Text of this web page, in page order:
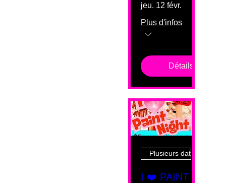
jeu. 12 févr.
Plus d'infos
Détails
Plusieurs dates
I ❤️ PAINT